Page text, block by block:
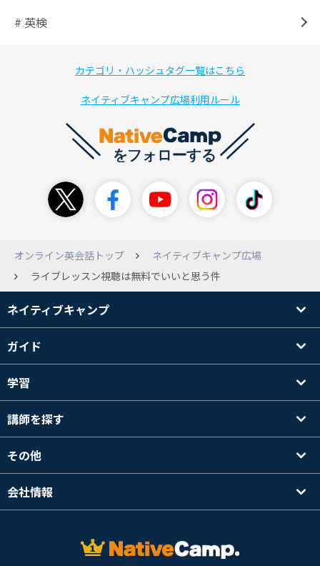
# 英検
カテゴリ・ハッシュタグ一覧はこちら
ネイティブキャンプ広場利用ルール
オンライン英会話トップ
ネイティブキャンプ広場
ライブレッスン視聴は無料でいいと思う件
ネイティブキャンプ
ガイド
学習
講師を探す
その他
会社情報